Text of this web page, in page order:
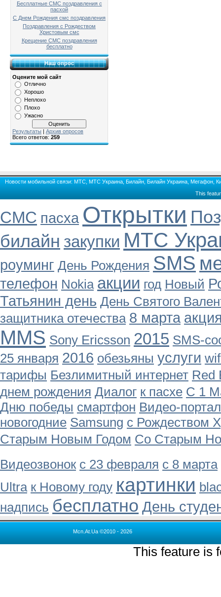
Бесплатные СМС поздравления с
пасхой
С Днем Рождения смс поздравления
Поздравления с Рождеством
Христовым смс
Крещение СМС поздравления
бесплатно
Наш опрос
Оцените мой сайт
Отлично
Хорошо
Неплохо
Плохо
Ужасно
Результаты | Архив опросов
Всего ответов: 259
Новости мобильной связи: МТС, МТС Украина, Билайн, Билайн Украина, Мегафон,
This
СМС пасха Открытки
билайн закупки МТС
роуминг День Рождения SMS
телефон Nokia акции год Новый
Татьянин день День Святого
защитника отечества 8 марта
MMS Sony Ericsson 2015 SMS-
25 января 2016 обезьяны услуги
тарифы Безлимитный интернет Red
днем рождения Диалог к пасхе С 1
Дню победы смартфон Видео-портал
новогодние Samsung с Рождеством
Старым Новым Годом Со Старым
Видеозвонок с 23 февраля с 8 марта
Ultra к Новому году картинки
надпись бесплатно День
Mcn.At.Ua ©2010 - 2026
This feature is